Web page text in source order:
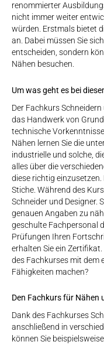
renommierter
nicht immer weiter
würden. Erstmals bietet
an. Dabei müssen Sie
entscheiden, sondern
Nähen besuchen.
Um was geht es bei
Der Fachkurs
das Handwerk von
technische
Nähen lernen Sie die
industrielle und solche,
alles über die
diese richtig
Stiche. Während des
Schneider und Designer.
genauen Angaben zu
geschulte Fachpersonal
Prüfungen Ihren
erhalten Sie ein
des Fachkurses mit dem
Fähigkeiten machen?
Den Fachkurs für Nähen
Dank des Fachkurses
anschließend in
können Sie